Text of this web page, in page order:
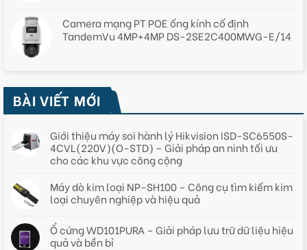
Camera mạng PT POE ống kính cố định
TandemVu 4MP+4MP DS-2SE2C400MWG-E/14
BÀI VIẾT MỚI
Giới thiệu máy soi hành lý Hikvision ISD-SC6550S-
4CVL(220V)(O-STD) – Giải pháp an ninh tối ưu
cho các khu vực công cộng
Máy dò kim loại NP-SH100 – Công cụ tìm kiếm kim
loại chuyên nghiệp và hiệu quả
Ổ cứng WD101PURA – Giải pháp lưu trữ dữ liệu hiệu
quả và bền bỉ